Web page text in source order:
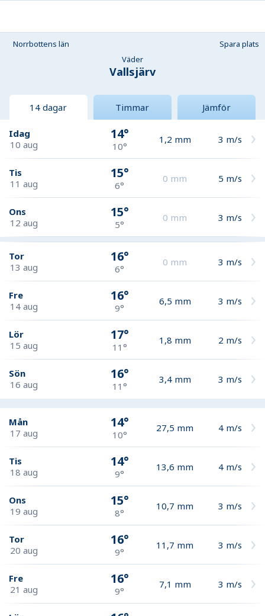
Norrbottens län
Spara plats
Väder
Vallsjärv
14 dagar Timmar Jämför
Idag
10 aug
14°
10°
1,2 mm 3 m/s
Tis
11 aug
15°
6°
0 mm 5 m/s
Ons
12 aug
15°
5°
0 mm 3 m/s
Tor
13 aug
16°
6°
0 mm 3 m/s
Fre
14 aug
16°
9°
6,5 mm 3 m/s
Lör
15 aug
17°
11°
1,8 mm 2 m/s
Sön
16 aug
16°
11°
3,4 mm 3 m/s
Mån
17 aug
14°
10°
27,5 mm 4 m/s
Tis
18 aug
14°
9°
13,6 mm 4 m/s
Ons
19 aug
15°
8°
10,7 mm 3 m/s
Tor
20 aug
16°
9°
11,7 mm 3 m/s
Fre
21 aug
16°
9°
7,1 mm 3 m/s